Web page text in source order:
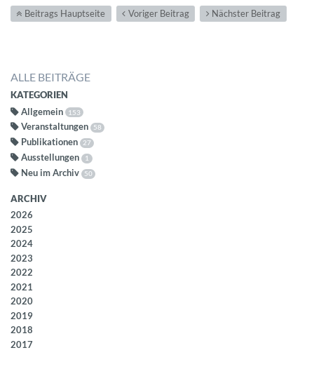
Beitrags Hauptseite Voriger Beitrag Nächster Beitrag
ALLE BEITRÄGE
KATEGORIEN
Allgemein 153
Veranstaltungen 58
Publikationen 27
Ausstellungen 1
Neu im Archiv 50
ARCHIV
2026
2025
2024
2023
2022
2021
2020
2019
2018
2017